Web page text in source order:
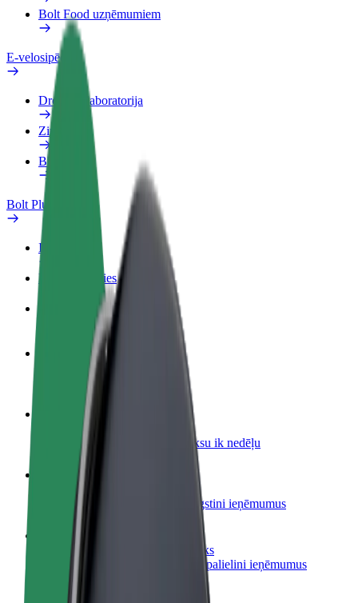
Bolt Food uzņēmumiem
E-velosipēdi
Drošības laboratorija
Ziņot
BUJ
Bolt Plus
Ieguvumi
Kā pievienoties
Kļūsti par autovadītāju
Gūsti ieņēmumus, kā vēlies
Kļūsti par kurjeru
Piegādā ēdienu un saņem izmaksu ik nedēļu
Pievieno restorānu vai veikalu
Sasniedz vairāk klientu un paaugstini ieņēmumus
Reģistrējies kā autoparka īpašnieks
Pievieno savu autoparku Bolt un palielini ieņēmumus